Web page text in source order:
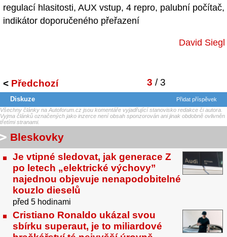
regulací hlasitosti, AUX vstup, 4 repro, palubní počítač,
indikátor doporučeného přeřazení
David Siegl
< Předchozí 3 / 3
Diskuze
Přidat příspěvek
Všechny články na Autoforum.cz jsou komentáře vyjadřující stanovisko redakce či autora.
Vyjma článků označených jako inzerce není obsah sponzorován ani jinak obdobně ovlivněn
třetími stranami.
Bleskovky
Je vtipné sledovat, jak generace Z
po letech „elektrické výchovy”
najednou objevuje nenapodobitelné
kouzlo dieselů
před 5 hodinami
Cristiano Ronaldo ukázal svou
sbírku superaut, je to miliardové